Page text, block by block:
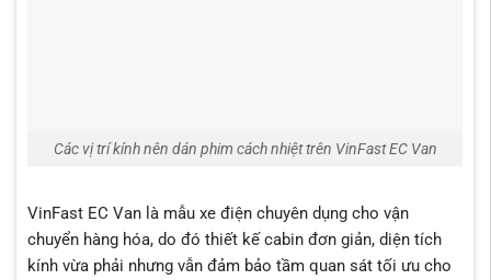
Các vị trí kính nên dán phim cách nhiệt trên VinFast EC Van
VinFast EC Van là mẫu xe điện chuyên dụng cho vận
chuyển hàng hóa, do đó thiết kế cabin đơn giản, diện tích
kính vừa phải nhưng vẫn đảm bảo tầm quan sát tối ưu cho